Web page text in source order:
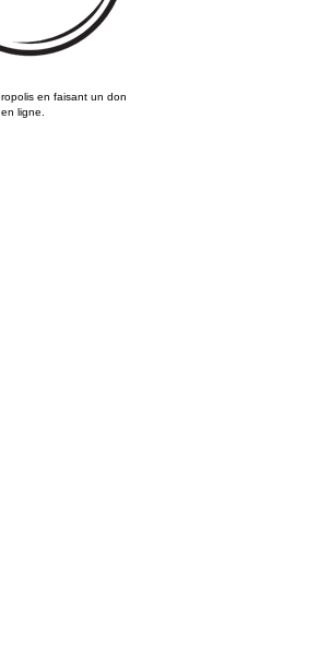
en faisant un don
en ligne.